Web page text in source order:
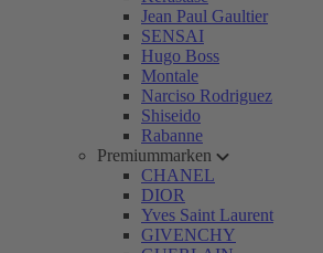
Jean Paul Gaultier
SENSAI
Hugo Boss
Montale
Narciso Rodriguez
Shiseido
Rabanne
Premiummarken
CHANEL
DIOR
Yves Saint Laurent
GIVENCHY